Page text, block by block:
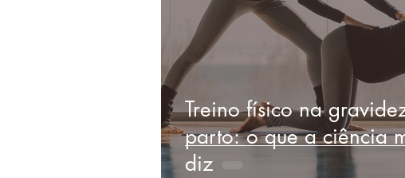
Treino físico na
parto: o que a ciência
diz